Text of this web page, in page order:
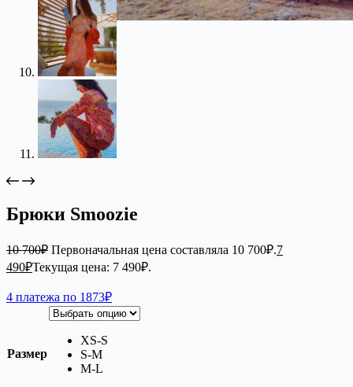
Брюки Smoozie
10 700₽ Первоначальная цена составляла 10 700₽.7
490₽Текущая цена: 7 490₽.
4 платежа по 1873₽
Размер
XS-S
S-M
М-L